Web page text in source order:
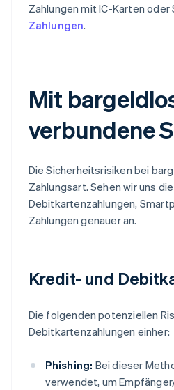
Zahlungen mit IC-Karten
Zahlungen.
Mit
verbundene
Die Sicherheitsrisiken bei
Zahlungsart. Sehen wir uns
Debitkartenzahlungen,
Zahlungen genauer an.
Kredit- und
Die folgenden potenziellen
Debitkartenzahlungen einher:
Phishing: Bei dieser
verwendet, um